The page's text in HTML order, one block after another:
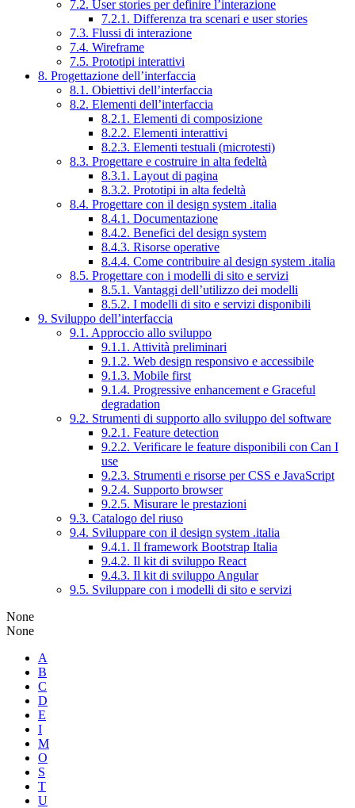
7.2. User stories per definire l’interazione
7.2.1. Differenza tra scenari e user stories
7.3. Flussi di interazione
7.4. Wireframe
7.5. Prototipi interattivi
8. Progettazione dell’interfaccia
8.1. Obiettivi dell’interfaccia
8.2. Elementi dell’interfaccia
8.2.1. Elementi di composizione
8.2.2. Elementi interattivi
8.2.3. Elementi testuali (microtesti)
8.3. Progettare e costruire in alta fedeltà
8.3.1. Layout di pagina
8.3.2. Prototipi in alta fedeltà
8.4. Progettare con il design system .italia
8.4.1. Documentazione
8.4.2. Benefici del design system
8.4.3. Risorse operative
8.4.4. Come contribuire al design system .italia
8.5. Progettare con i modelli di sito e servizi
8.5.1. Vantaggi dell’utilizzo dei modelli
8.5.2. I modelli di sito e servizi disponibili
9. Sviluppo dell’interfaccia
9.1. Approccio allo sviluppo
9.1.1. Attività preliminari
9.1.2. Web design responsivo e accessibile
9.1.3. Mobile first
9.1.4. Progressive enhancement e Graceful
degradation
9.2. Strumenti di supporto allo sviluppo del software
9.2.1. Feature detection
9.2.2. Verificare le feature disponibili con Can I
use
9.2.3. Strumenti e risorse per CSS e JavaScript
9.2.4. Supporto browser
9.2.5. Misurare le prestazioni
9.3. Catalogo del riuso
9.4. Sviluppare con il design system .italia
9.4.1. Il framework Bootstrap Italia
9.4.2. Il kit di sviluppo React
9.4.3. Il kit di sviluppo Angular
9.5. Sviluppare con i modelli di sito e servizi
None
None
A
B
C
D
E
I
M
O
S
T
U